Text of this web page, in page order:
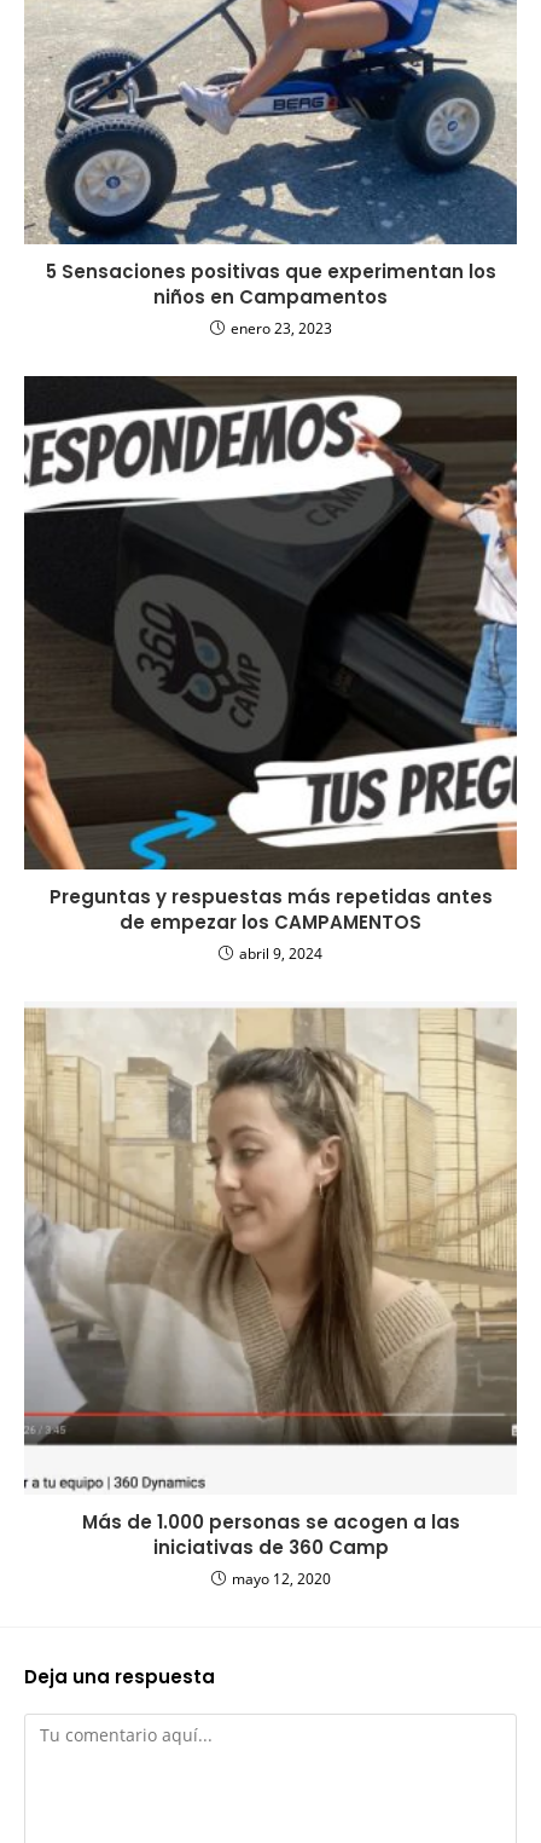
5 Sensaciones positivas que experimentan los
niños en Campamentos
enero 23, 2023
Preguntas y respuestas más repetidas antes
de empezar los CAMPAMENTOS
abril 9, 2024
Más de 1.000 personas se acogen a las
iniciativas de 360 Camp
mayo 12, 2020
Deja una respuesta